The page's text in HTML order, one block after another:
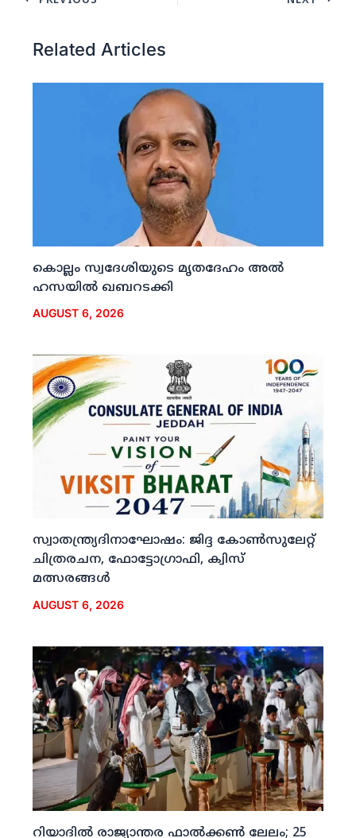
Related Articles
കൊല്ലം സ്വദേശിയുടെ മൃതദേഹം അല്‍
ഹസയില്‍ ഖബറടക്കി
AUGUST 6, 2026
സ്വാതന്ത്ര്യദിനാഘോഷം: ജിദ്ദ കോണ്‍സുലേറ്റ്
ചിത്രരചന, ഫോട്ടോഗ്രാഫി, ക്വിസ്
മത്സരങ്ങള്‍
AUGUST 6, 2026
റിയാദില്‍ രാജ്യാന്തര ഫാല്‍ക്കണ്‍ ലേലം; 25